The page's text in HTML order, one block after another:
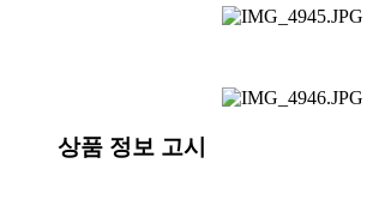
상품 정보 고시